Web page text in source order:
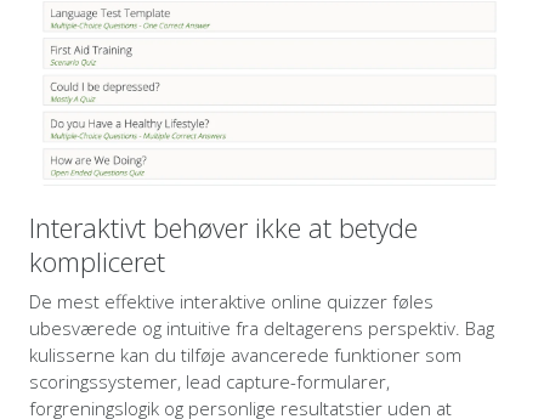
Interaktivt behøver ikke at betyde
kompliceret
De mest effektive interaktive online quizzer føles
ubesværede og intuitive fra deltagerens perspektiv. Bag
kulisserne kan du tilføje avancerede funktioner som
scoringssystemer, lead capture-formularer,
forgreningslogik og personlige resultatstier uden at